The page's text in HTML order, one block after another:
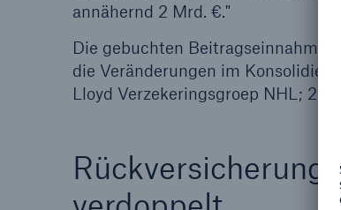
annähernd 2 Mrd. €."
Die gebuchten Beitragseinnahmen
die Veränderungen im
Lloyd Verzekeringsgroep NHL;